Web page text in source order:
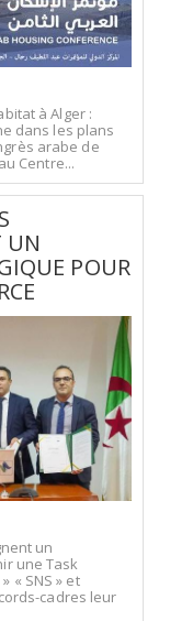
à Alger :
dans les plans
arabe de
Centre...
UN
POUR
un
une Task
« SNS » et
cadres leur